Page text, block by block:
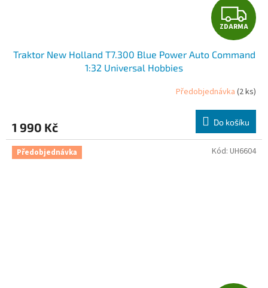
Z
D
A
R
M
A
ZDARMA
Traktor New Holland T7.300 Blue Power Auto Command
1:32 Universal Hobbies
Předobjednávka (2 ks)
1 990 Kč Do košíku
Předobjednávka Kód: UH6604